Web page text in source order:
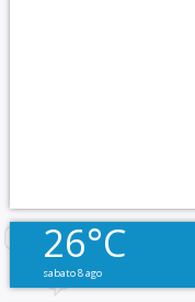
26°C
sabato 8 ago